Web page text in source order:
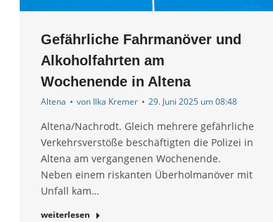
Gefährliche Fahrmanöver und
Alkoholfahrten am
Wochenende in Altena
Altena von Ilka Kremer 29. Juni 2025 um 08:48
Altena/Nachrodt. Gleich mehrere gefährliche
Verkehrsverstöße beschäftigten die Polizei in
Altena am vergangenen Wochenende.
Neben einem riskanten Überholmanöver mit
Unfall kam…
weiterlesen